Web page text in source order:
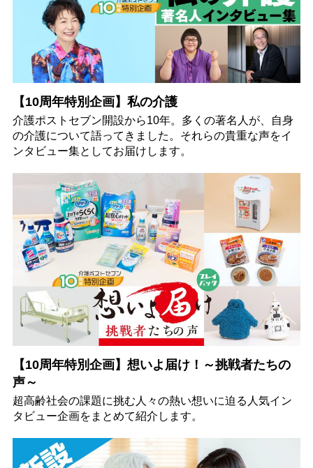
【10周年特別企画】私の介護
介護ポストセブン開設から10年。多くの著名人が、自身
の介護について語ってきました。それらの貴重な声をイ
ンタビュー集としてお届けします。
【10周年特別企画】想いよ届け！～挑戦者たちの
声～
超高齢社会の課題に挑む人々の熱い想いに迫る人気イン
タビュー企画をまとめて紹介します。